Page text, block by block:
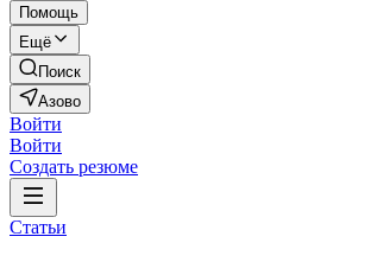
Помощь
Ещё
Поиск
Азово
Войти
Войти
Создать резюме
Статьи